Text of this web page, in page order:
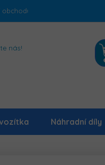
Podmínky
nás!
Náhradní díly